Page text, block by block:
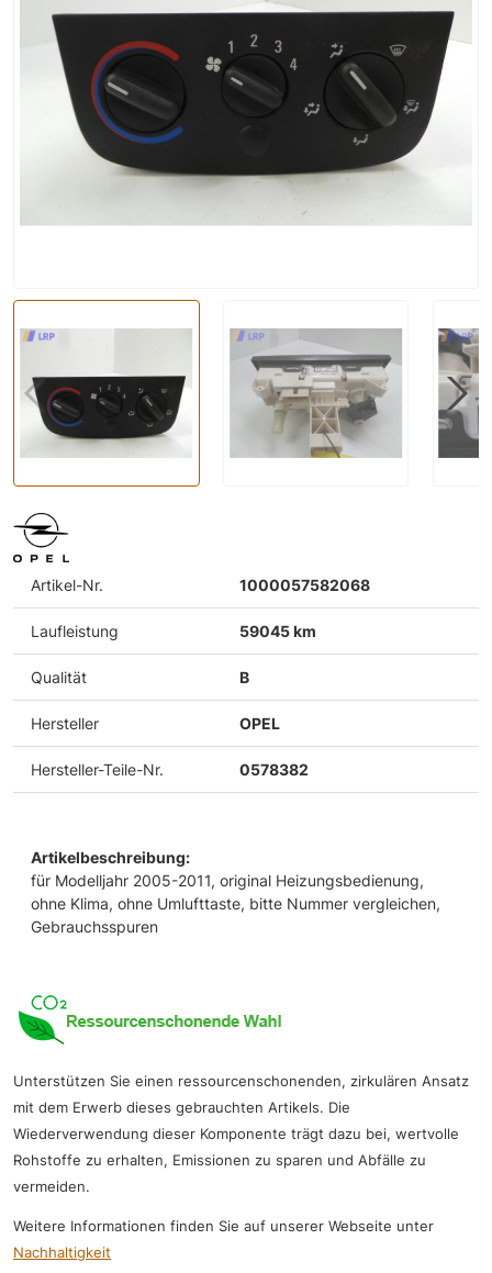
Artikel-Nr. 1000057582068
Laufleistung 59045 km
Qualität B
Hersteller OPEL
Hersteller-Teile-Nr. 0578382
Artikelbeschreibung:
für Modelljahr 2005-2011, original Heizungsbedienung,
ohne Klima, ohne Umlufttaste, bitte Nummer vergleichen,
Gebrauchsspuren
Unterstützen Sie einen ressourcenschonenden, zirkulären Ansatz
mit dem Erwerb dieses gebrauchten Artikels. Die
Wiederverwendung dieser Komponente trägt dazu bei, wertvolle
Rohstoffe zu erhalten, Emissionen zu sparen und Abfälle zu
vermeiden.
Weitere Informationen finden Sie auf unserer Webseite unter
Nachhaltigkeit